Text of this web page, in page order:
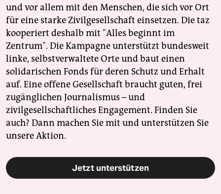
und vor allem mit den Menschen, die sich vor Ort
für eine starke Zivilgesellschaft einsetzen. Die taz
kooperiert deshalb mit "Alles beginnt im
Zentrum". Die Kampagne unterstützt bundesweit
linke, selbstverwaltete Orte und baut einen
solidarischen Fonds für deren Schutz und Erhalt
auf. Eine offene Gesellschaft braucht guten, frei
zugänglichen Journalismus – und
zivilgesellschaftliches Engagement. Finden Sie
auch? Dann machen Sie mit und unterstützen Sie
unsere Aktion.
Jetzt unterstützen